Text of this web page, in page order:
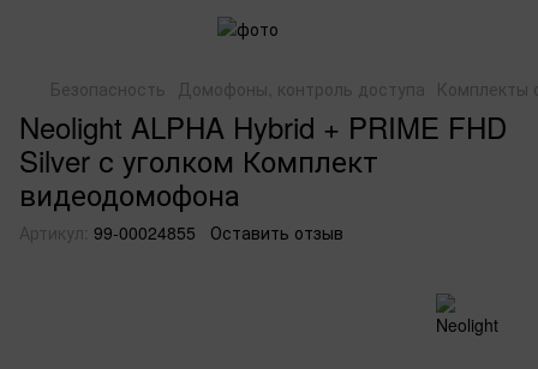
Безопасность Домофоны, контроль доступа Комплекты
Neolight ALPHA Hybrid + PRIME FHD
Silver с уголком Комплект
видеодомофона
Артикул: 99-00024855 Оставить отзыв